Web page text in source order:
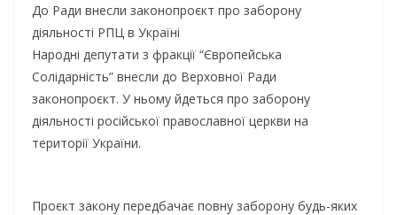
До Ради внесли законопроєкт про заборону
діяльності РПЦ в Україні
Народні депутати з фракції “Європейська
Солідарність” внесли до Верховної Ради
законопроєкт. У ньому йдеться про заборону
діяльності російської православної церкви на
території України.
Проєкт закону передбачає повну заборону будь-яких